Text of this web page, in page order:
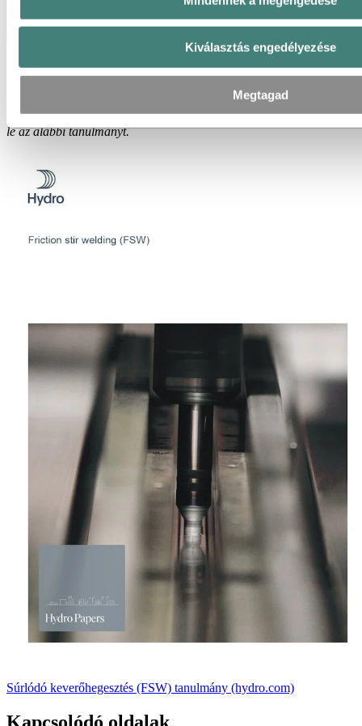
Kiválasztás engedélyezése
Megtagad
FSW tanulmány
Kíváncsi a súrlódó keverésű (FSW) hegesztés lehetőségeire? Töltse
le az alábbi tanulmányt.
Súrlódó keverőhegesztés (FSW) tanulmány (hydro.com)
Kapcsolódó oldalak